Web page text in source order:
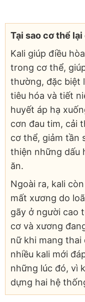
Tại sao cơ thể lại
Kali giúp điều
trong cơ thể,
thường, đặc biệt
tiêu hóa và tiết
huyết áp hạ
cơn đau tim, cải
cơ thể, giảm tần
thiện những dấu
ăn.
Ngoài ra, kali
mất xương do
gãy ở người cao
cơ và xương
nữ khi mang thai
nhiều kali mới
những lúc đó, vì
dựng hai hệ